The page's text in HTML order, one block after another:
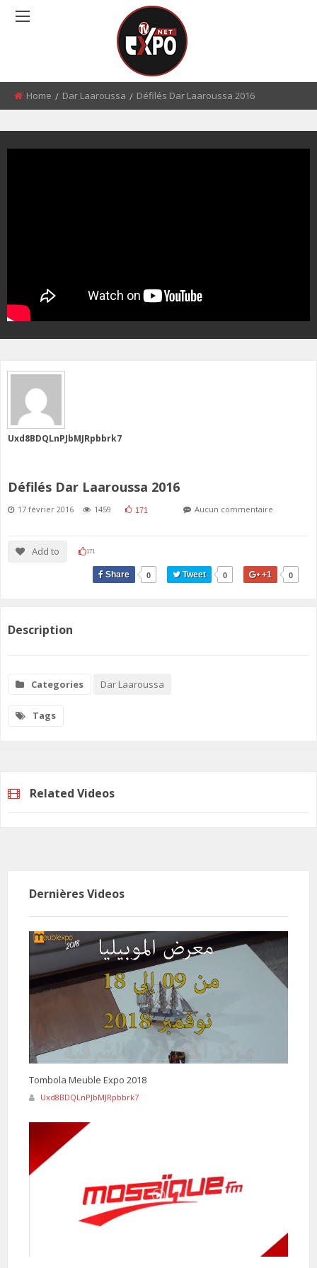
Home Dar Laaroussa Défilés Dar Laaroussa 2016
Uxd8BDQLnPJbMJRpbbrk7
Défilés Dar Laaroussa 2016
17 février 2016 1459 171 Aucun commentaire
Add to 171
Share 0 Tweet 0 +1 0
Description
Categories Dar Laaroussa
Tags
Related Videos
Dernières Videos
Tombola Meuble Expo 2018
Uxd8BDQLnPJbMJRpbbrk7